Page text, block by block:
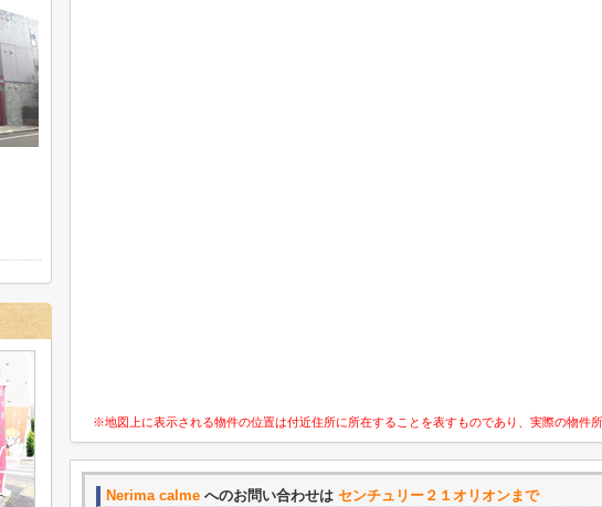
※地図上に表示される物件の位置は付近住所に所在することを表すものであり、実際の物件
Nerima calme へのお問い合わせは センチュリー２１オリオンまで